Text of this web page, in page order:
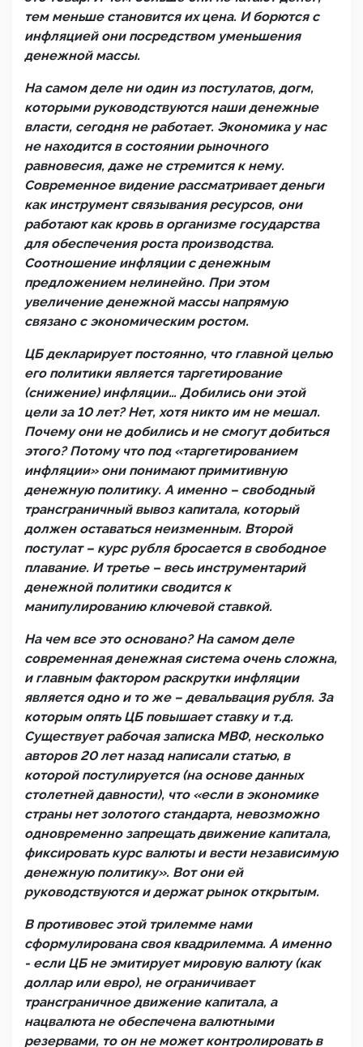
тем меньше становится их цена. И борются с
инфляцией они посредством уменьшения
денежной массы.
На самом деле ни один из постулатов, догм,
которыми руководствуются наши денежные
власти, сегодня не работает. Экономика у нас
не находится в состоянии рыночного
равновесия, даже не стремится к нему.
Современное видение рассматривает деньги
как инструмент связывания ресурсов, они
работают как кровь в организме государства
для обеспечения роста производства.
Соотношение инфляции с денежным
предложением нелинейно. При этом
увеличение денежной массы напрямую
связано с экономическим ростом.
ЦБ декларирует постоянно, что главной целью
его политики является таргетирование
(снижение) инфляции… Добились они этой
цели за 10 лет? Нет, хотя никто им не мешал.
Почему они не добились и не смогут добиться
этого? Потому что под «таргетированием
инфляции» они понимают примитивную
денежную политику. А именно – свободный
трансграничный вывоз капитала, который
должен оставаться неизменным. Второй
постулат – курс рубля бросается в свободное
плавание. И третье – весь инструментарий
денежной политики сводится к
манипулированию ключевой ставкой.
На чем все это основано? На самом деле
современная денежная система очень сложна,
и главным фактором раскрутки инфляции
является одно и то же – девальвация рубля. За
которым опять ЦБ повышает ставку и т.д.
Существует рабочая записка МВФ, несколько
авторов 20 лет назад написали статью, в
которой постулируется (на основе данных
столетней давности), что «если в экономике
страны нет золотого стандарта, невозможно
одновременно запрещать движение капитала,
фиксировать курс валюты и вести независимую
денежную политику». Вот они ей
руководствуются и держат рынок открытым.
В противовес этой трилемме нами
сформулирована своя квадрилемма. А именно
- если ЦБ не эмитирует мировую валюту (как
доллар или евро), не ограничивает
трансграничное движение капитала, а
нацвалюта не обеспечена валютными
резервами, то он не может контролировать в